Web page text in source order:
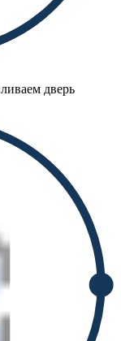
дверь